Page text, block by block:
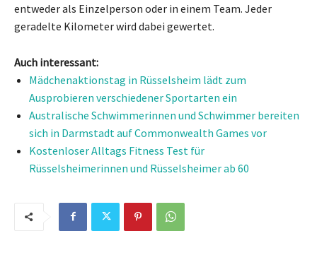
entweder als Einzelperson oder in einem Team. Jeder
geradelte Kilometer wird dabei gewertet.
Auch interessant:
Mädchenaktionstag in Rüsselsheim lädt zum
Ausprobieren verschiedener Sportarten ein
Australische Schwimmerinnen und Schwimmer bereiten
sich in Darmstadt auf Commonwealth Games vor
Kostenloser Alltags Fitness Test für
Rüsselsheimerinnen und Rüsselsheimer ab 60